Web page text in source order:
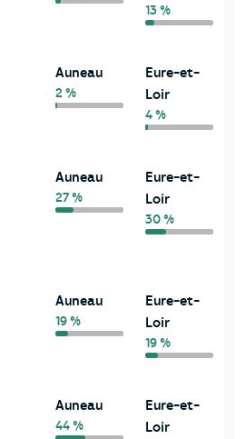
13 %
Auneau
2 %
Eure-et-
Loir
4 %
Auneau
27 %
Eure-et-
Loir
30 %
Auneau
19 %
Eure-et-
Loir
19 %
Auneau
44 %
Eure-et-
Loir